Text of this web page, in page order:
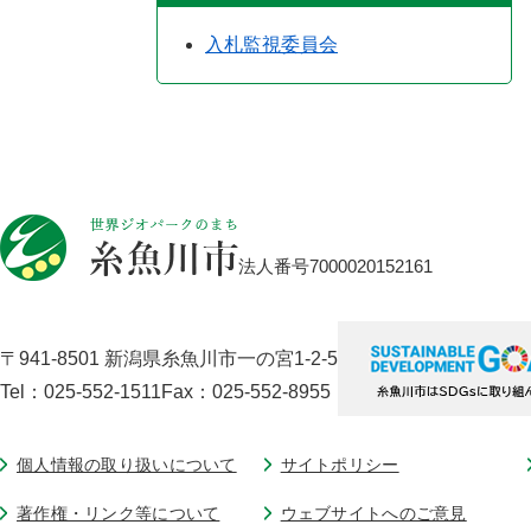
入札監視委員会
法人番号7000020152161
〒941-8501 新潟県糸魚川市一の宮1-2-5
Tel：025-552-1511Fax：025-552-8955
個人情報の取り扱いについて サイトポリシー
著作権・リンク等について ウェブサイトへのご意見